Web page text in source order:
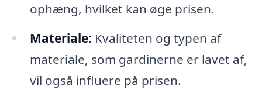
ophæng, hvilket kan øge prisen.
Materiale: Kvaliteten og typen af
materiale, som gardinerne er lavet af,
vil også influere på prisen.